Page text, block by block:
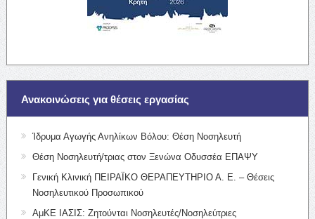
Ανακοινώσεις για θέσεις εργασίας
Ίδρυμα Αγωγής Ανηλίκων Βόλου: Θέση Νοσηλευτή
Θέση Νοσηλευτή/τριας στον Ξενώνα Οδυσσέα ΕΠΑΨΥ
Γενική Κλινική ΠΕΙΡΑΪΚΟ ΘΕΡΑΠΕΥΤΗΡΙΟ Α. Ε. – Θέσεις
Νοσηλευτικού Προσωπικού
ΑμΚΕ ΙΑΣΙΣ: Ζητούνται Νοσηλευτές/Νοσηλεύτριες